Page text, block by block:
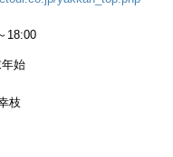
18:00
始
枝